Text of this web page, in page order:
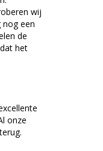
wij
nog een
de
het
onze